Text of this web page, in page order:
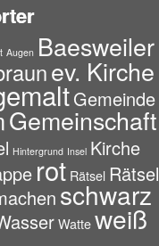
Augen Baesweiler
ev. Kirche
Gemeinde
Gemeinschaft
Hintergrund Insel Kirche
rot Rätsel Rätsel
schwarz
Watte weiß